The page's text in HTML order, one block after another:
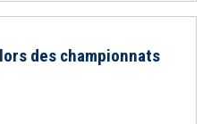
des championnats